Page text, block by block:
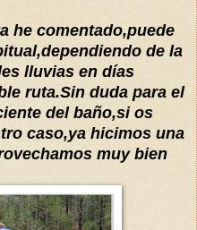
he comentado,puede
de la
lluvias en días
ruta.Sin duda para el
del baño,si os
caso,ya hicimos una
muy bien